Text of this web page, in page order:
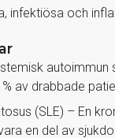
infektiösa och
av drabbade
(SLE) – En
en del av